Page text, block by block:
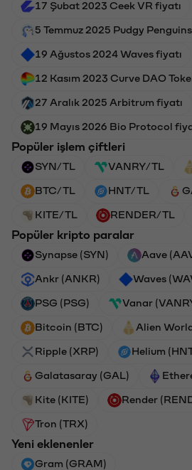
17 Şubat 2023 Ceek VR fiyatı
5 Temmuz 2025 Pudgy
19 Ağustos 2024 Waves fiyatı
12 Kasım 2023 Curve DAO
27 Aralık 2025 Arbitrum fiyatı
19 Mayıs 2026 Bio Protocol
Popüler işlem çiftleri
SYN/TL VANRY/TL
BTC/TL HNT/TL
KITE/TL RENDER/TL
Popüler kripto paralar
Synapse (SYN) Aave
Ankr (ANKR) Waves
PSG (PSG) Vanar
Bitcoin (BTC) Alien
Ripple (XRP) Helium
Galatasaray (GAL)
Kite (KITE) Render
Tron (TRX)
Yeni eklenenler
Gram (GRAM)